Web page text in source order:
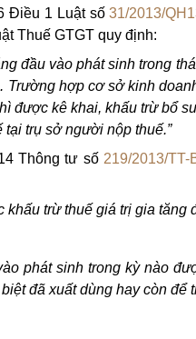
Điều 1 Luật số31/2013/
Thuế GTGT quy định:
đầu vào phát sinh trong
Trường hợp cơ sở kinh
được kê khai, khấu trừ bổ
tại trụ sở người nộp thuế.”
Thông tư số 219/2013/TT-
khấu trừ thuế giá trị gia tăng
phát sinh trong kỳ nào
đã xuất dùng hay còn để